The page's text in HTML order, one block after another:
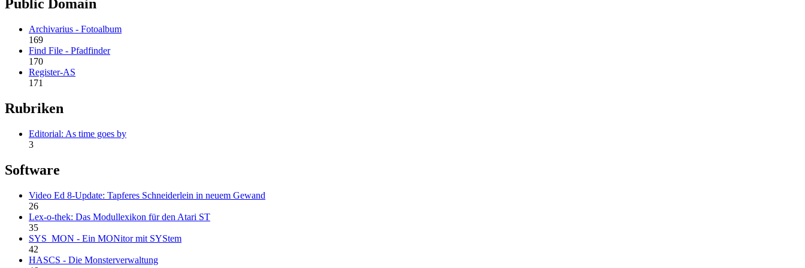
Public Domain
Archivarius - Fotoalbum
169
Find File - Pfadfinder
170
Register-AS
171
Rubriken
Editorial: As time goes by
3
Software
Video Ed 8-Update: Tapferes Schneiderlein in neuem Gewand
26
Lex-o-thek: Das Modullexikon für den Atari ST
35
SYS_MON - Ein MONitor mit SYStem
42
HASCS - Die Monsterverwaltung